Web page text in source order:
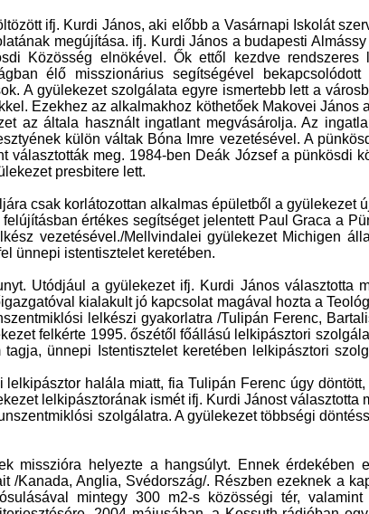
ifj. Kurdi János, aki előbb a Vasárnapi Iskolát
megújítása. ifj. Kurdi János a budapesti
Közösség elnökével. Ők ettől kezdve rendszeres
élő misszionárius segítségével
A gyülekezet szolgálata egyre ismertebb lett a
Ezekhez az alkalmakhoz köthetőek Makovei
az általa használt ingatlant megvásárolja. Az
külön váltak Bóna Imre vezetésével. A
választották meg. 1984-ben Deák József a pünkösdi
presbitere lett.
csak korlátozottan alkalmas épületből a
értékes segítséget jelentett Paul Graca a
vezetésével./Mellvindalei gyülekezet Michigen
ünnepi istentisztelet keretében.
Utódjául a gyülekezet ifj. Kurdi János választotta
kialakult jó kapcsolat magával hozta a
lelkészi gyakorlatra /Tulipán Ferenc,
felkérte 1995. őszétől főállású lelkipásztori
ünnepi Istentisztelet keretében lelkipásztori
halála miatt, fia Tulipán Ferenc úgy
lelkipásztorának ismét ifj. Kurdi Jánost választotta
szolgálatra. A gyülekezet többségi
misszióra helyezte a hangsúlyt. Ennek érdekében
/Kanada, Anglia, Svédország/. Részben ezeknek a
mintegy 300 m2-s közösségi tér,